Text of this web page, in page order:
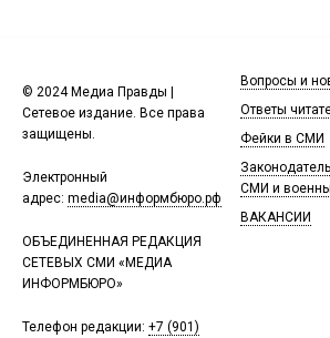
© 2024 Медиа Правды |
Сетевое издание. Все права
защищены.
Электронный
адрес: media@информбюро.рф
ОБЪЕДИНЕННАЯ РЕДАКЦИЯ
СЕТЕВЫХ СМИ «МЕДИА
ИНФОРМБЮРО»
Телефон редакции: +7 (901)
Вопросы и
Ответы
Фейки в СМИ
СМИ и
ВАКАНСИИ